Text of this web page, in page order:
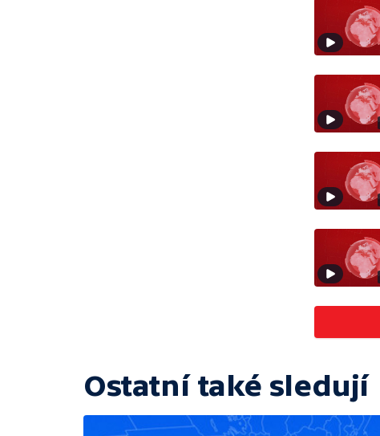
Ostatní také sledují